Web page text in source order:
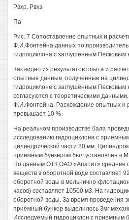
Рвхр. Рвхэ
Па
Рис. 7 Сопоставление опытных и
Ф.И.Фонтейна данных по
гидроциклона с заглушённым Песковым
Как видно из результатов опыта и
опытные данные, полученные на
гидроциклоне с заглушённым Песковым
согласуются с теоретическими
Ф.И.Фонтейна. Расхождение опытных и
превышает 10 %.
На реальном производстве бала
исследованию гидроциклона с
цилиндрической части 20 мм.
приёмным бункером был установлен
По данным ОТК ОАО «Апатит» среднее
веществ в оборотной воде составляет
оборотной воды в мельнично-
часов) составляет 10500 м3. На
оборотной воды. За время проведения
приёмный бункер выделилось Змг
Исследуемый гидроциклон с приемным